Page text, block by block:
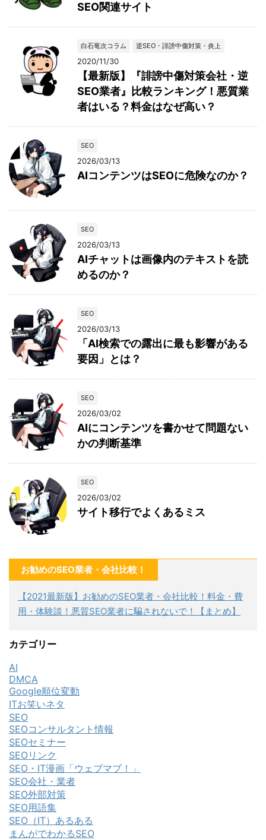
SEO関連サイト
白石竜次コラム 逆SEO・誹謗中傷対策・炎上
2020/11/30
【最新版】『誹謗中傷対策会社・逆
SEO業者』比較ランキング！悪質業
者はいる？料金はなぜ高い？
SEO
2026/03/13
AIコンテンツはSEOに危険なのか？
SEO
2026/03/13
AIチャットは画像内のテキストを読
めるのか？
SEO
2026/03/13
「AI検索での露出に最も影響がある
要因」とは？
SEO
2026/03/02
AIにコンテンツを書かせて問題ない
かの判断基準
SEO
2026/03/02
サイト移行でよくあるミス
お勧めのSEO業者・会社比較！
【2021最新版】お勧めのSEO業者・会社比較！料金・費
用・体験談！悪質SEO業者に騙されないで！【まとめ】
カテゴリー
AI
DMCA
Google順位変動
ITお笑いネタ
SEO
SEOコンサルタント情報
SEOセミナー
SEOリンク
SEO・IT漫画「ウェブマブ！」
SEO会社・業者
SEO外部対策
SEO用語集
SEO（IT）あるある
まんがでわかるSEO